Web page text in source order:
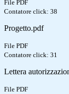
File PDF
Contatore click: 38
Progetto.pdf
File PDF
Contatore click: 31
Lettera
File PDF